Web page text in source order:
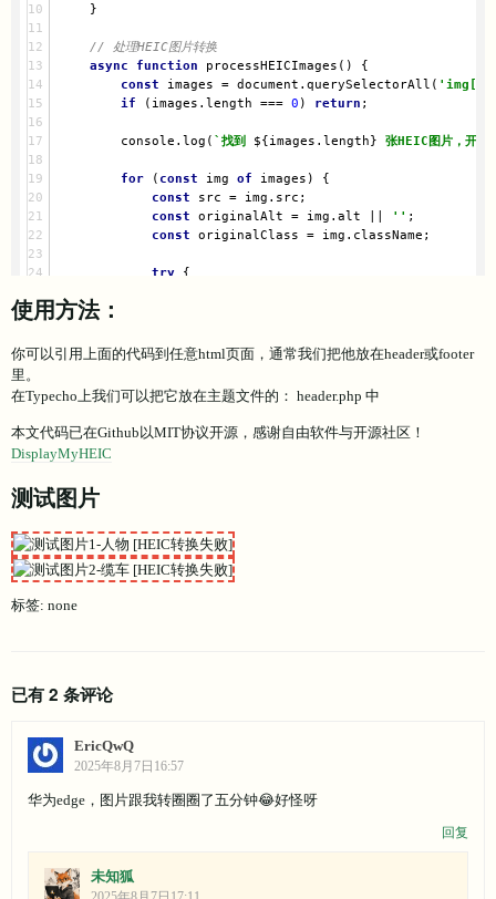
    }
// 处理HEIC图片转换
async
function processHEICImages ( ) {
const images = document .querySelectorAll(
if (images.length === 0 ) return ;
console .log( `找到 ${images.length} 张HEIC图片，开
for ( const img of images) {
const src = img.src;
const originalAlt = img.alt || '' ;
const originalClass = img.className;
try {
                img.alt =
const
response =
fetch(src);
if (!response.ok) throw new
const blob = await response.blob();
type
quality
                });
                    img.classList.remove(
                    img.classList.add(
                img.src = jpegUrl;
                img.alt = originalAlt;
, err);
                img.classList.remove(
                img.classList.add(
使用方法：
你可以引用上面的代码到任意html页面，通常我们把他放在header或footer
里。
在Typecho上我们可以把它放在主题文件的： header.php 中
本文代码已在Github以MIT协议开源，感谢自由软件与开源社区！
DisplayMyHEIC
测试图片
标签: none
已有 2 条评论
EricQwQ
2025年8月7日16:57
华为edge，图片跟我转圈圈了五分钟😂好怪呀
回复
未知狐